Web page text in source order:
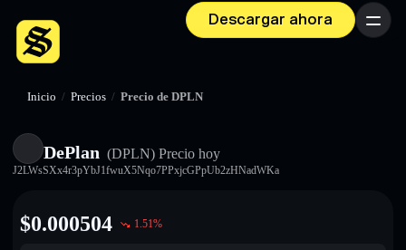
Descargar ahora Menú
Inicio / Precios / Precio de DPLN
DePlan (DPLN) Precio hoy
J2LWsSXx4r3pYbJ1fwuX5Nqo7PPxjcGPpUb2zHNadWKa
$0.000504 1.51%